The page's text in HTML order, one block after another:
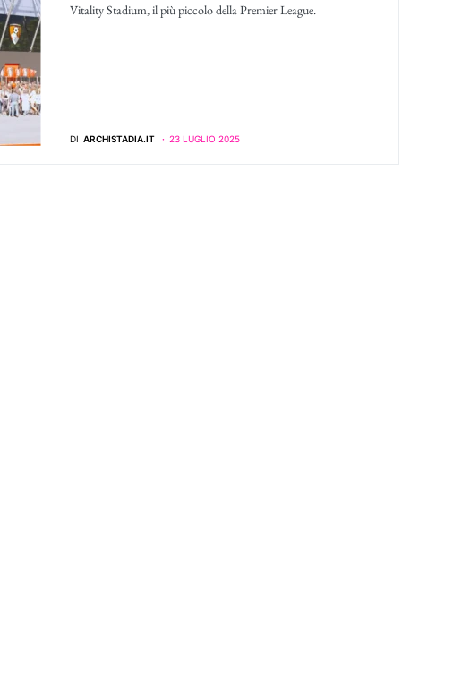
Vitality Stadium, il più piccolo della Premier League.
DI ARCHISTADIA.IT 23 LUGLIO 2025